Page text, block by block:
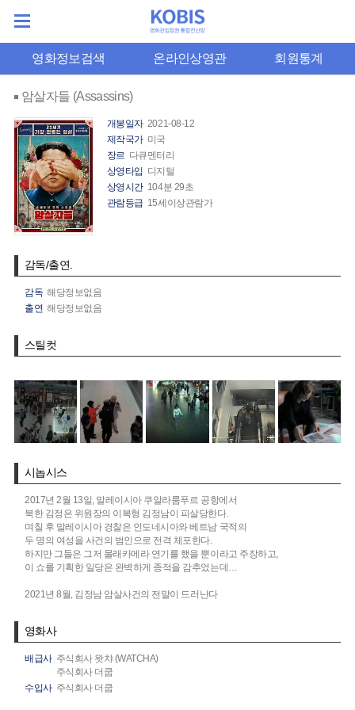
영화정보검색 온라인상영관 회원통계
암살자들 (Assassins)
개봉일자 2021-08-12
제작국가 미국
장르 다큐멘터리
상영타입 디지털
상영시간 104분 29초
관람등급 15세이상관람가
감독/출연.
감독 해당정보없음
출연 해당정보없음
스틸컷
시놉시스
2017년 2월 13일, 말레이시아 쿠알라룸푸르 공항에서
북한 김정은 위원장의 이복형 김정남이 피살당한다.
며칠 후 말레이시아 경찰은 인도네시아와 베트남 국적의
두 명의 여성을 사건의 범인으로 전격 체포한다.
하지만 그들은 그저 몰래카메라 연기를 했을 뿐이라고 주장하고,
이 쇼를 기획한 일당은 완벽하게 종적을 감추었는데…
2021년 8월, 김정남 암살사건의 전말이 드러난다
영화사
배급사 주식회사 왓챠 (WATCHA)
주식회사 더쿱
수입사 주식회사 더쿱